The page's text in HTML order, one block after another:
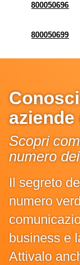
800050696
800050699
Scopri
numero
Il segreto
numero
business e
Attivalo